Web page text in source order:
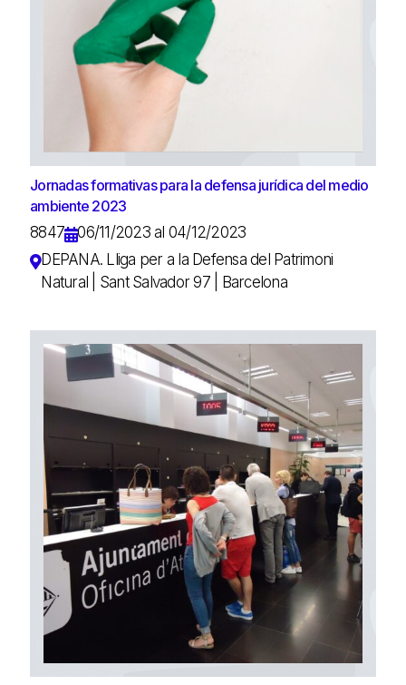
Jornadas formativas para la defensa jurídica del medio
ambiente 2023
8847
06/11/2023 al 04/12/2023
DEPANA. Lliga per a la Defensa del Patrimoni
Natural | Sant Salvador 97 | Barcelona